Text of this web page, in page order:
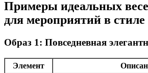
Примеры идеальных
для мероприятий в стиле
Образ 1: Повседневная
Элемент